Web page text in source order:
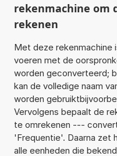
rekenmachine om
rekenen
Met deze rekenmachine
voeren met de
worden geconverteerd;
kan de volledige naam
worden
Vervolgens bepaalt de
te omrekenen ---
'Frequentie'. Daarna zet
alle eenheden die